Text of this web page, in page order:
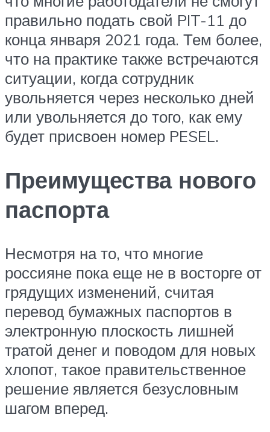
правильно подать свой PIT-11 до
конца января 2021 года. Тем более,
что на практике также встречаются
ситуации, когда сотрудник
увольняется через несколько дней
или увольняется до того, как ему
будет присвоен номер PESEL.
Преимущества нового
паспорта
Несмотря на то, что многие
россияне пока еще не в восторге от
грядущих изменений, считая
перевод бумажных паспортов в
электронную плоскость лишней
тратой денег и поводом для новых
хлопот, такое правительственное
решение является безусловным
шагом вперед.